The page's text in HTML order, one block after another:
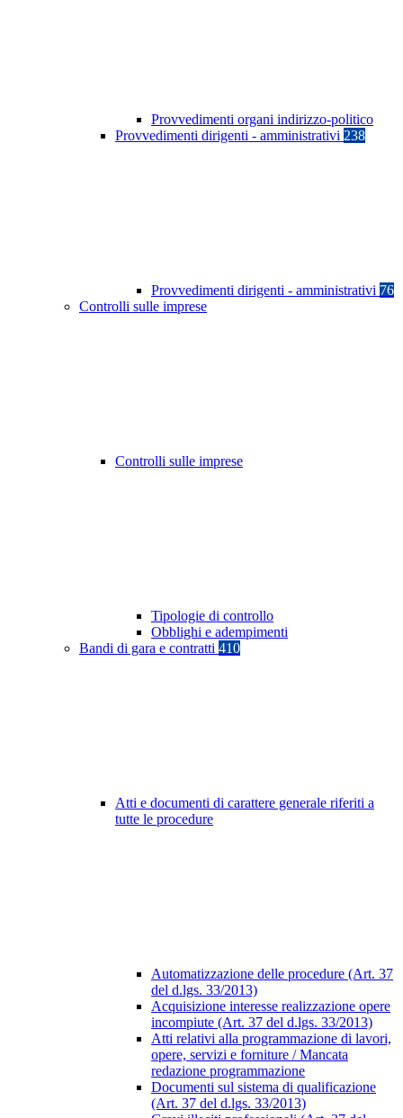
Provvedimenti organi indirizzo-politico
Provvedimenti dirigenti - amministrativi 238
Provvedimenti dirigenti - amministrativi 76
Controlli sulle imprese
Controlli sulle imprese
Tipologie di controllo
Obblighi e adempimenti
Bandi di gara e contratti 410
Atti e documenti di carattere generale riferiti a
tutte le procedure
Automatizzazione delle procedure (Art. 37
del d.lgs. 33/2013)
Acquisizione interesse realizzazione opere
incompiute (Art. 37 del d.lgs. 33/2013)
Atti relativi alla programmazione di lavori,
opere, servizi e forniture / Mancata
redazione programmazione
Documenti sul sistema di qualificazione
(Art. 37 del d.lgs. 33/2013)